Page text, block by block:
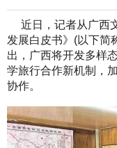
近日，记者从广西
发展白皮书》(以下简
出，广西将开发多样
学旅行合作新机制，
协作。